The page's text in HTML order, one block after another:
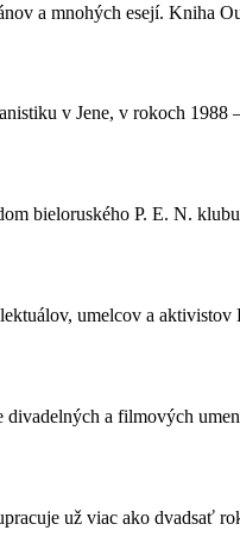
a mnohých esejí. Kniha
v Jene, v rokoch 1988
bieloruského P. E. N.
umelcov a
a filmových
už viac ako dvadsať